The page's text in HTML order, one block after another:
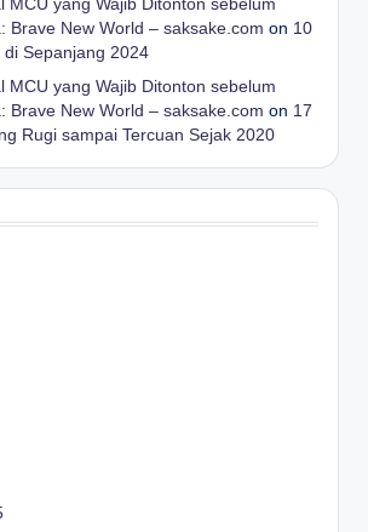
MCU yang Wajib Ditonton sebelum
Brave New World – saksake.com on 10
di Sepanjang 2024
MCU yang Wajib Ditonton sebelum
Brave New World – saksake.com on 17
Rugi sampai Tercuan Sejak 2020